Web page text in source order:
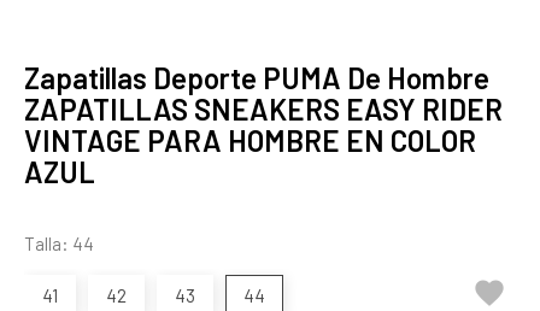
Zapatillas Deporte PUMA De Hombre
ZAPATILLAS SNEAKERS EASY RIDER
VINTAGE PARA HOMBRE EN COLOR
AZUL
Talla: 44
41 42 43 44 